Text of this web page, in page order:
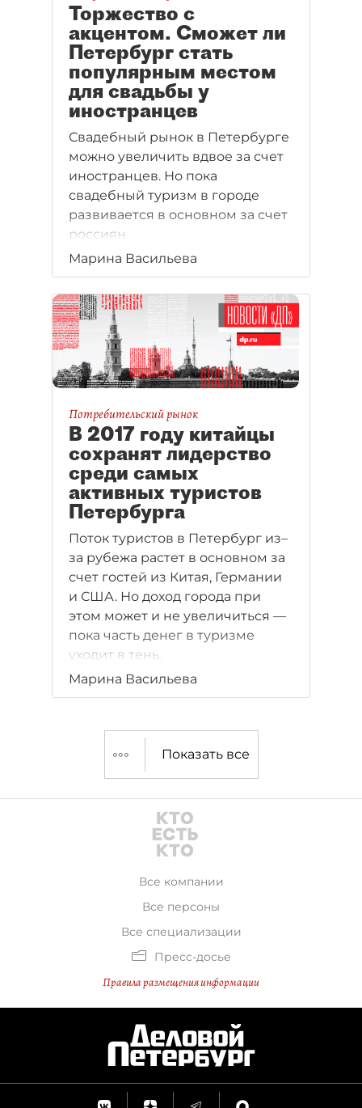
Торжество с
акцентом. Сможет ли
Петербург стать
популярным местом
для свадьбы у
иностранцев
Свадебный рынок в Петербурге
можно увеличить вдвое за счет
иностранцев. Но пока
свадебный туризм в городе
развивается в основном за счет
россиян.
Марина Васильева
Потребительский рынок
В 2017 году китайцы
сохранят лидерство
среди самых
активных туристов
Петербурга
Поток туристов в Петербург из–
за рубежа растет в основном за
счет гостей из Китая, Германии
и США. Но доход города при
этом может и не увеличиться —
пока часть денег в туризме
уходит в тень.
Марина Васильева
Показать все
Все компании
Все персоны
Все специализации
Пресс-досье
Правила размещения информации